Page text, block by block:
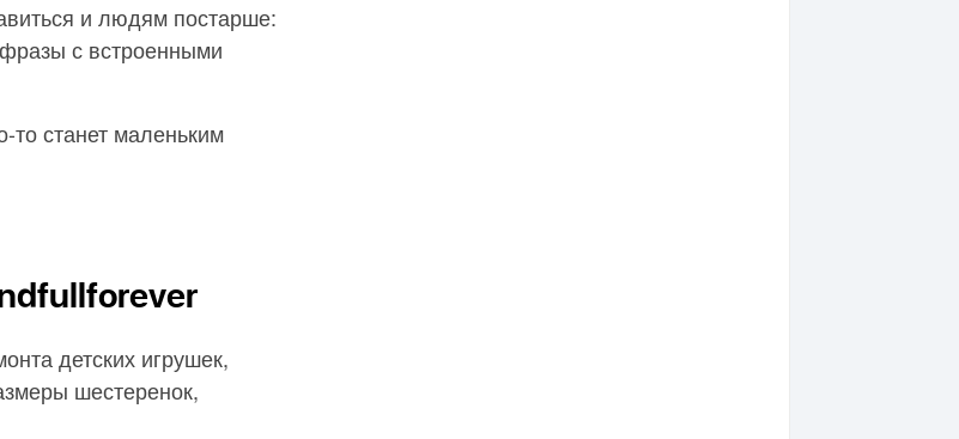
и людям постарше:
с встроенными
станет маленьким
детских игрушек,
шестеренок,